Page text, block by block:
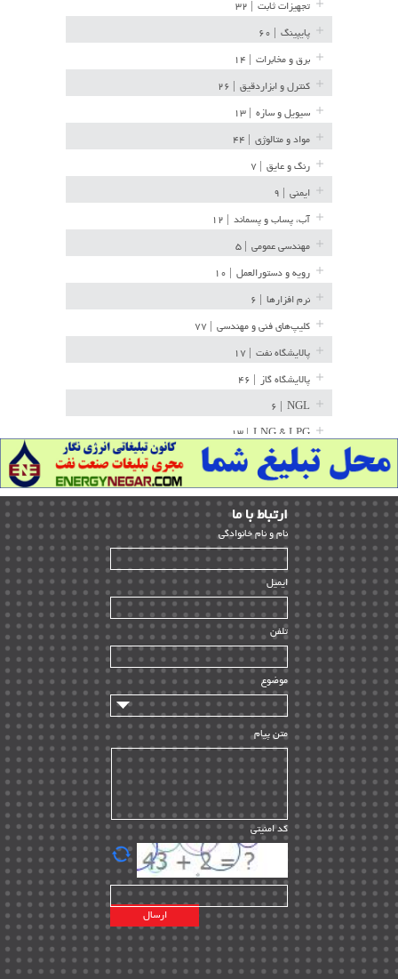
تجهیزات ثابت
پایپینگ
برق و مخابرات
کنترل و ابزاردقیق
سیویل و سازه
مواد و متالوژی
رنگ و عایق
ایمنی
آب، پساب و پسماند
مهندسی عمومی
رویه و دستورالعمل
نرم افزارها
کلیپ‌های فنی و مهندسی
پالایشگاه نفت
پالایشگاه گاز
NGL
LNG & LPG | ۱۳
خط لوله | ۳۶
مخازن ذخیره | ۱۵
پتروشیمی | ۱۴
بازرسی و QC | ۱۵
HSE | ۳۹
ساخت و نصب | ۱۲
راه اندازی | ۹
سازندگان و تامین کنندگان | ۱۰
تامین مالی و سرمایه گذاری | ۳۲
ماشین آلات
مدیریت پروژه
مدیریت دانش
مدیریت سازمانی و عمومی | ۲
تأمین کالا | ۱۳
EPC | ۲۰
پیمانکاران بین المللی | ۸
اطلاعات انرژی کشورها | ۱۴
پروژه های خارجی | ۱۵
نقشه های نفت و گاز خارجی | ۱۰
شرکت های نفتی | ۱۴
ارﺗﺒﺎط ﺑﺎ ما
ﻧﺎم و ﻧﺎم ﺧﺎﻧﻮادﮔﻰ
ایمیل
تلفن
موضوع
متن پیام
کد امنیتی